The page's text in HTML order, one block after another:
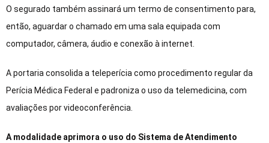
O segurado também assinará um termo de consentimento para,
então, aguardar o chamado em uma sala equipada com
computador, câmera, áudio e conexão à internet.
A portaria consolida a teleperícia como procedimento regular da
Perícia Médica Federal e padroniza o uso da telemedicina, com
avaliações por videoconferência.
A modalidade aprimora o uso do Sistema de Atendimento